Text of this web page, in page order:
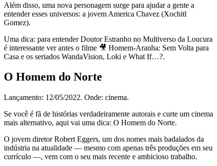
Além disso, uma nova personagem surge para ajudar a gente a
entender esses universos: a jovem America Chavez (Xochitl
Gomez).
Uma dica: para entender Doutor Estranho no Multiverso da Loucura
é interessante ver antes o filme 🎥 Homem-Aranha: Sem Volta para
Casa e os seriados WandaVision, Loki e What If…?.
O Homem do Norte
Lançamento: 12/05/2022. Onde: cinema.
Se você é fã de histórias verdadeiramente autorais e curte um cinema
mais alternativo, aqui vai uma dica: O Homem do Norte.
O jovem diretor Robert Eggers, um dos nomes mais badalados da
indústria na atualidade — mesmo com apenas três produções em seu
currículo —, vem com o seu mais recente e ambicioso trabalho.